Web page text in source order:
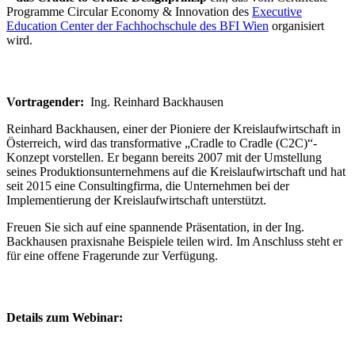
Programme Circular Economy & Innovation des Executive
Education Center der Fachhochschule des BFI Wien organisiert
wird.
Vortragender: Ing. Reinhard Backhausen
Reinhard Backhausen, einer der Pioniere der Kreislaufwirtschaft in
Österreich, wird das transformative „Cradle to Cradle (C2C)“-
Konzept vorstellen. Er begann bereits 2007 mit der Umstellung
seines Produktionsunternehmens auf die Kreislaufwirtschaft und hat
seit 2015 eine Consultingfirma, die Unternehmen bei der
Implementierung der Kreislaufwirtschaft unterstützt.
Freuen Sie sich auf eine spannende Präsentation, in der Ing.
Backhausen praxisnahe Beispiele teilen wird. Im Anschluss steht er
für eine offene Fragerunde zur Verfügung.
Details zum Webinar: